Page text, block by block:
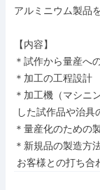
アルミニウム製品
【内容】
＊試作から量産へ
＊加工の工程設計
＊加工機（マシニ
＊量産化のための
＊新規品の製造方
お客様との打ち合